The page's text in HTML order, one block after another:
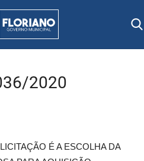
2020
É A ESCOLHA DA